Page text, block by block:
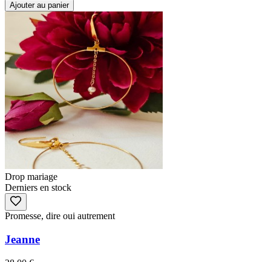
Ajouter au panier
Drop mariage
Derniers en stock
Promesse, dire oui autrement
Jeanne